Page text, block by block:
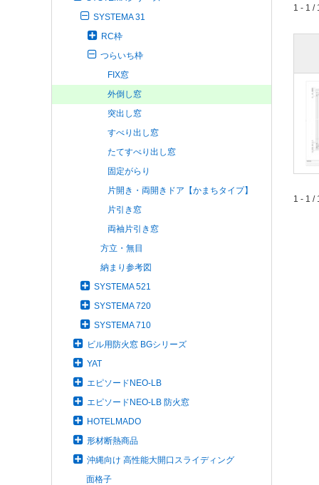
SYSTEMA 31
RC枠
つらいち枠
FIX窓
外倒し窓
突出し窓
すべり出し窓
たてすべり出し窓
固定がらり
片開き・両開きドア【かまちタイプ】
片引き窓
両袖片引き窓
方立・無目
納まり参考図
SYSTEMA 521
SYSTEMA 720
SYSTEMA 710
ビル用防火窓 BGシリーズ
YAT
エピソードNEO-LB
エピソードNEO-LB 防火窓
HOTELMADO
形材断熱商品
沖縄向け 高性能大開口スライディング
面格子
1 - 1 /
1 - 1 /